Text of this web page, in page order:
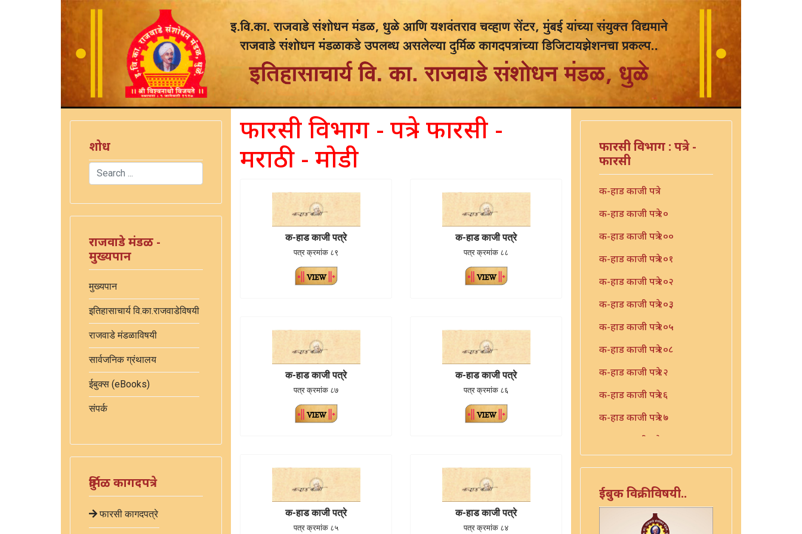
शोध
Search
राजवाडे मंडळ -
मुख्यपान
मुख्यपान
इतिहासाचार्य वि.का.राजवाडेविषयी
राजवाडे मंडळाविषयी
सार्वजनिक ग्रंथालय
ईबुक्स (eBooks)
संपर्क
दुर्मिळ कागदपत्रे
फारसी कागदपत्रे
फारसी विभाग - पत्रे - फारसी -
मराठी - मोडी
क-हाड काजी पत्रे
पत्र क्रमांक ८९
क-हाड काजी पत्रे
पत्र क्रमांक ८८
क-हाड काजी पत्रे
पत्र क्रमांक ८७
क-हाड काजी पत्रे
पत्र क्रमांक ८६
क-हाड काजी पत्रे
पत्र क्रमांक ८५
क-हाड काजी पत्रे
पत्र क्रमांक ८४
फारसी विभाग : पत्रे -
फारसी
क-हाड काजी पत्रे
क-हाड काजी पत्रे १०
क-हाड काजी पत्रे १००
क-हाड काजी पत्रे १०१
क-हाड काजी पत्रे १०२
क-हाड काजी पत्रे १०३
क-हाड काजी पत्रे १०५
क-हाड काजी पत्रे १०८
क-हाड काजी पत्रे १२
क-हाड काजी पत्रे १६
क-हाड काजी पत्रे १७
क-हाड काजी पत्रे १९
क-हाड काजी पत्रे २२
क-हाड काजी पत्रे २३
क-हाड काजी पत्रे २४
ईबुक विक्रीविषयी..